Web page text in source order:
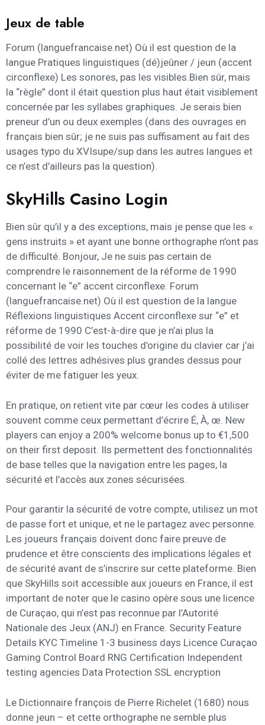
Jeux de table
Forum (languefrancaise.net) Où il est question de la
langue Pratiques linguistiques (dé)jeûner / jeun (accent
circonflexe) Les sonores, pas les visibles.Bien sûr, mais
la “règle” dont il était question plus haut était visiblement
concernée par les syllabes graphiques. Je serais bien
preneur d’un ou deux exemples (dans des ouvrages en
français bien sûr; je ne suis pas suffisament au fait des
usages typo du XVIsupe/sup dans les autres langues et
ce n’est d’ailleurs pas la question).
SkyHills Casino Login
Bien sûr qu’il y a des exceptions, mais je pense que les «
gens instruits » et ayant une bonne orthographe n’ont pas
de difficulté. Bonjour, Je ne suis pas certain de
comprendre le raisonnement de la réforme de 1990
concernant le “e” accent circonflexe. Forum
(languefrancaise.net) Où il est question de la langue
Réflexions linguistiques Accent circonflexe sur “e” et
réforme de 1990 C’est-à-dire que je n’ai plus la
possibilité de voir les touches d’origine du clavier car j’ai
collé des lettres adhésives plus grandes dessus pour
éviter de me fatiguer les yeux.
En pratique, on retient vite par cœur les codes à utiliser
souvent comme ceux permettant d’écrire É, À, œ. New
players can enjoy a 200% welcome bonus up to €1,500
on their first deposit. Ils permettent des fonctionnalités
de base telles que la navigation entre les pages, la
sécurité et l’accès aux zones sécurisées.
Pour garantir la sécurité de votre compte, utilisez un mot
de passe fort et unique, et ne le partagez avec personne.
Les joueurs français doivent donc faire preuve de
prudence et être conscients des implications légales et
de sécurité avant de s’inscrire sur cette plateforme. Bien
que SkyHills soit accessible aux joueurs en France, il est
important de noter que le casino opère sous une licence
de Curaçao, qui n’est pas reconnue par l’Autorité
Nationale des Jeux (ANJ) en France. Security Feature
Details KYC Timeline 1-3 business days Licence Curaçao
Gaming Control Board RNG Certification Independent
testing agencies Data Protection SSL encryption
Le Dictionnaire françois de Pierre Richelet (1680) nous
donne jeun – et cette orthographe ne semble plus